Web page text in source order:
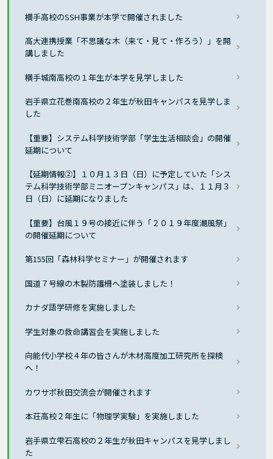
横手高校のSSH事業が本学で開催されました
高大連携授業「不思議な木（来て・見て・作ろう）」を開
講しました
横手城南高校の１年生が本学を見学しました
岩手県立花巻南高校の２年生が秋田キャンパスを見学しま
した
【重要】システム科学技術学部「学生生活相談会」の開催
延期について
【延期情報②】１０月１３日（日）に予定していた「シス
テム科学技術学部ミニオープンキャンパス」は、１１月３
日（日）に延期になりました
【重要】台風１９号の接近に伴う「２０１９年度潮風祭」
の開催延期について
第155回「森林科学セミナー」が開催されます
国道７号線の木製防護柵へ塗装しました！
カナダ語学研修を実施しました
学生対象の救命講習会を実施しました
向能代小学校４年の皆さんが木材高度加工研究所を探検
へ！
カワサポ秋田交流会が開催されます
本荘高校２年生に「物理学実験」を実施しました
岩手県立雫石高校の２年生が秋田キャンパスを見学しまし
た